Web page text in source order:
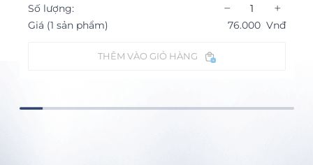
Số lượng: − +
Giá (1 sản phẩm) 76.000 Vnđ
THÊM VÀO GIỎ HÀNG